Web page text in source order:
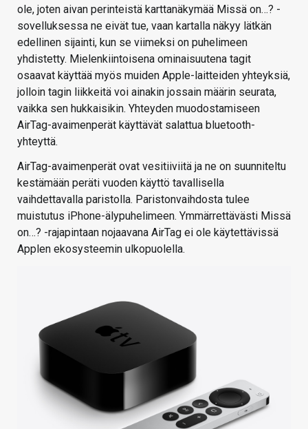
ole, joten aivan perinteistä karttanäkymää Missä on…? -
sovelluksessa ne eivät tue, vaan kartalla näkyy lätkän
edellinen sijainti, kun se viimeksi on puhelimeen
yhdistetty. Mielenkiintoisena ominaisuutena tagit
osaavat käyttää myös muiden Apple-laitteiden yhteyksiä,
jolloin tagin liikkeitä voi ainakin jossain määrin seurata,
vaikka sen hukkaisikin. Yhteyden muodostamiseen
AirTag-avaimenperät käyttävät salattua bluetooth-
yhteyttä.
AirTag-avaimenperät ovat vesitiiviitä ja ne on suunniteltu
kestämään peräti vuoden käyttö tavallisella
vaihdettavalla paristolla. Paristonvaihdosta tulee
muistutus iPhone-älypuhelimeen. Ymmärrettävästi Missä
on…? -rajapintaan nojaavana AirTag ei ole käytettävissä
Applen ekosysteemin ulkopuolella.